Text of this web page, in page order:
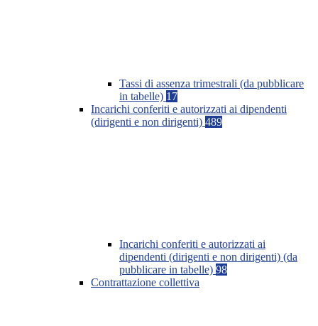
Tassi di assenza trimestrali (da pubblicare
in tabelle) 17
Incarichi conferiti e autorizzati ai dipendenti
(dirigenti e non dirigenti) 489
Incarichi conferiti e autorizzati ai
dipendenti (dirigenti e non dirigenti) (da
pubblicare in tabelle) 98
Contrattazione collettiva